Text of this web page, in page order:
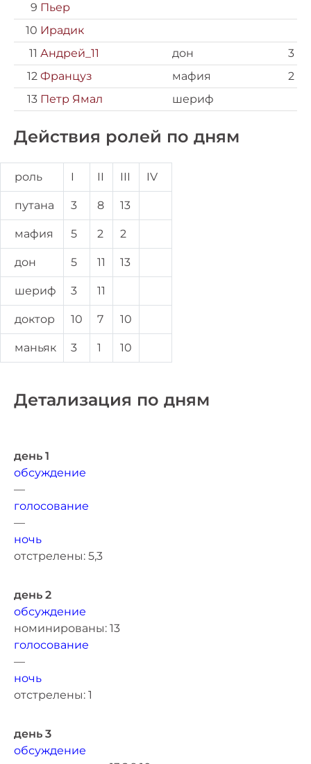
9 Пьер
10 Ирадик
11 Андрей_11 дон
3
12 Француз мафия
2
13 Петр Ямал шериф
Действия ролей по дням
роль I II III IV
путана 3 8 13
мафия 5 2 2
дон 5 11 13
шериф 3 11
доктор 10 7 10
маньяк 3 1 10
Детализация по дням
день 1
обсуждение
—
голосование
—
ночь
отстрелены: 5,3
день 2
обсуждение
номинированы: 13
голосование
—
ночь
отстрелены: 1
день 3
обсуждение